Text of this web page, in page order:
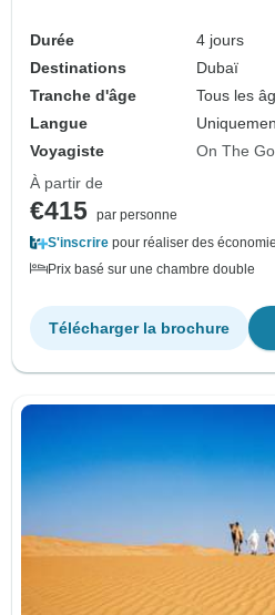
Durée
4 jours
Destinations
Dubaï
Tranche d'âge
Tous les
Langue
Voyagiste
On The
À partir de
€415 par personne
S'inscrire pour réaliser des
Prix basé sur une chambre double
Télécharger la brochure